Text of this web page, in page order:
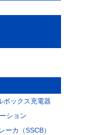
ボックス充電器
ション
ーカ（SSCB）